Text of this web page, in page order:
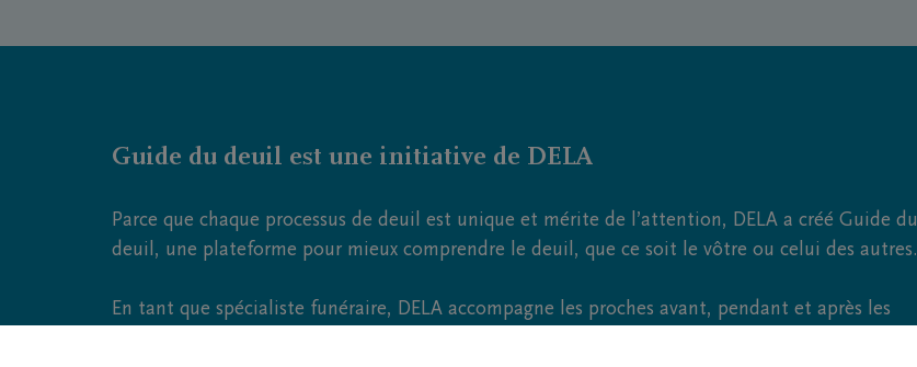
Guide du deuil est une initiative de DELA
Parce que chaque processus de deuil est unique et mérite de l’attention, DELA a créé Guide du
deuil, une plateforme pour mieux comprendre le deuil, que ce soit le vôtre ou celui des autres.
En tant que spécialiste funéraire, DELA accompagne les proches avant, pendant et après les